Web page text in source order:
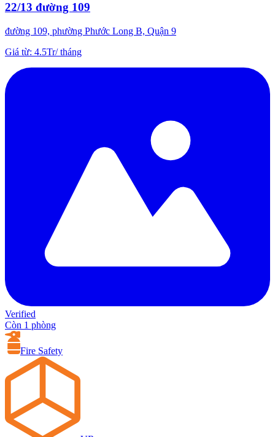
22/13 đường 109
đường 109, phường Phước Long B, Quận 9
Giá từ: 4.5Tr/tháng
Verified
Còn 1 phòng
Fire Safety